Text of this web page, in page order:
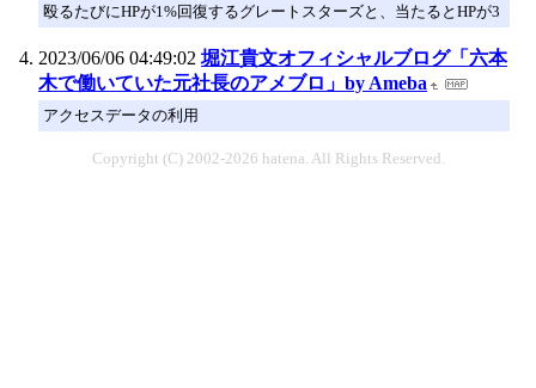
殴るたびにHPが1%回復するグレートスターズと、当たるとHPが3
2023/06/06 04:49:02 堀江貴文オフィシャルブログ「六本
木で働いていた元社長のアメブロ」by Ameba
アクセスデータの利用
Copyright (C) 2002-2026 hatena. All Rights Reserved.